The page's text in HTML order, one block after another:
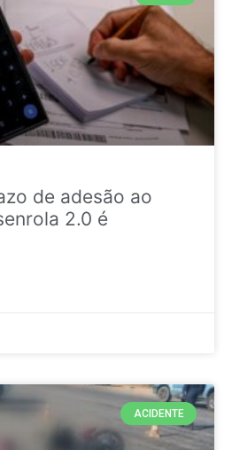
de adesão ao
2.0 é
ACIDENTE